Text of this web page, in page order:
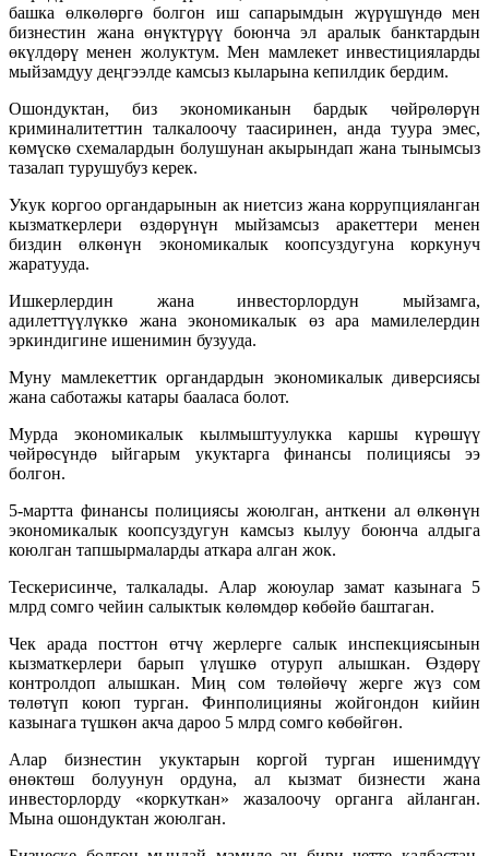
башка өлкөлөргө болгон иш сапарымдын жүрүшүндө мен
бизнестин жана өнүктүрүү боюнча эл аралык банктардын
өкүлдөрү менен жолуктум. Мен мамлекет инвестицияларды
мыйзамдуу деңгээлде камсыз кыларына кепилдик бердим.
Ошондуктан, биз экономиканын бардык чөйрөлөрүн
криминалитеттин талкалоочу таасиринен, анда туура эмес,
көмүскө схемалардын болушунан акырындап жана тынымсыз
тазалап турушубуз керек.
Укук коргоо органдарынын ак ниетсиз жана коррупцияланган
кызматкерлери өздөрүнүн мыйзамсыз аракеттери менен
биздин өлкөнүн экономикалык коопсуздугуна коркунуч
жаратууда.
Ишкерлердин жана инвесторлордун мыйзамга,
адилеттүүлүккө жана экономикалык өз ара мамилелердин
эркиндигине ишенимин бузууда.
Муну мамлекеттик органдардын экономикалык диверсиясы
жана саботажы катары бааласа болот.
Мурда экономикалык кылмыштуулукка каршы күрөшүү
чөйрөсүндө ыйгарым укуктарга финансы полициясы ээ
болгон.
5-мартта финансы полициясы жоюлган, анткени ал өлкөнүн
экономикалык коопсуздугун камсыз кылуу боюнча алдыга
коюлган тапшырмаларды аткара алган жок.
Тескерисинче, талкалады. Алар жоюулар замат казынага 5
млрд сомго чейин салыктык көлөмдөр көбөйө баштаган.
Чек арада посттон өтчү жерлерге салык инспекциясынын
кызматкерлери барып үлүшкө отуруп алышкан. Өздөрү
контролдоп алышкан. Миң сом төлөйөчү жерге жүз сом
төлөтүп коюп турган. Финполицияны жойгондон кийин
казынага түшкөн акча дароо 5 млрд сомго көбөйгөн.
Алар бизнестин укуктарын коргой турган ишенимдүү
өнөктөш болуунун ордуна, ал кызмат бизнести жана
инвесторлорду «коркуткан» жазалоочу органга айланган.
Мына ошондуктан жоюлган.